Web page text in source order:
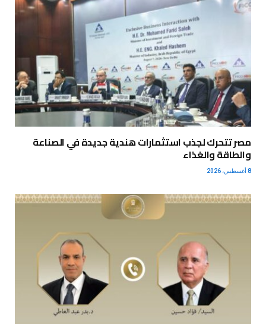
مصر تتحرك لجذب استثمارات هندية جديدة في الصناعة
والطاقة والغذاء
8 أغسطس، 2026